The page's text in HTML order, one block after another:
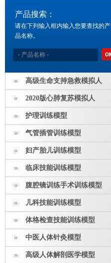
产品搜索：
请在下列输入框内输入您要查找的产
品名称。
高级生命支持急救模拟人
2020版心肺复苏模拟人
护理训练模型
气管插管训练模型
妇产胎儿训练模型
临床技能训练模型
腹腔镜训练手术训练模型
儿科技能训练模型
体格检查技能训练模型
中医人体针灸模型
高级人体解剖医学模型